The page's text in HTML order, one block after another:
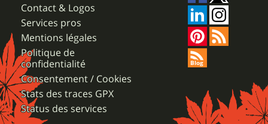
Contact & Logos
Services pros
Mentions légales
Politique de
confidentialité
Consentement / Cookies
Stats des traces GPX
Status des services